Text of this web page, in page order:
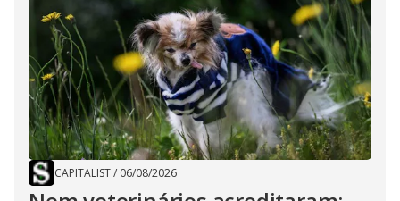
CAPITALIST/ 06/08/2026